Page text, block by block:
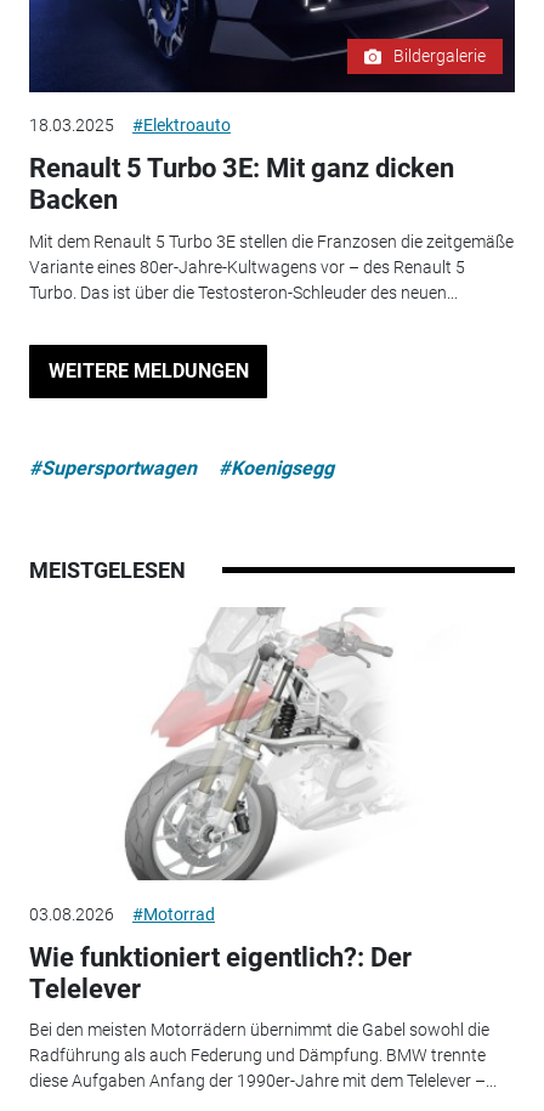
Bildergalerie
18.03.2025 #Elektroauto
Renault 5 Turbo 3E: Mit ganz dicken
Backen
Mit dem Renault 5 Turbo 3E stellen die Franzosen die zeitgemäße
Variante eines 80er-Jahre-Kultwagens vor – des Renault 5
Turbo. Das ist über die Testosteron-Schleuder des neuen...
WEITERE MELDUNGEN
#Supersportwagen #Koenigsegg
MEISTGELESEN
03.08.2026 #Motorrad
Wie funktioniert eigentlich?: Der
Telelever
Bei den meisten Motorrädern übernimmt die Gabel sowohl die
Radführung als auch Federung und Dämpfung. BMW trennte
diese Aufgaben Anfang der 1990er-Jahre mit dem Telelever –...